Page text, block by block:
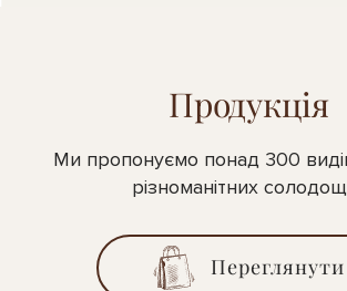
Продукція
Ми пропонуємо понад 300
різноманітних
Переглянути